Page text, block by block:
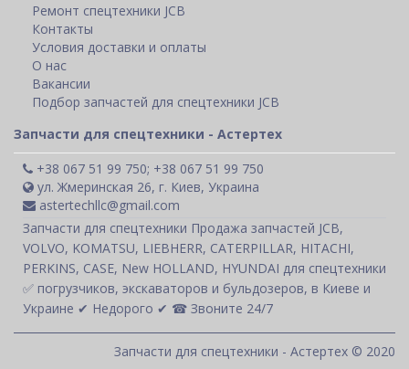
Ремонт спецтехники JCB
Контакты
Условия доставки и оплаты
О нас
Вакансии
Подбор запчастей для спецтехники JCB
Запчасти для спецтехники - Астертех
+38 067 51 99 750; +38 067 51 99 750
ул. Жмеринская 26, г. Киев, Украина
astertechllc@gmail.com
Запчасти для спецтехники Продажа запчастей JCB,
VOLVO, KOMATSU, LIEBHERR, CATERPILLAR, HITACHI,
PERKINS, CASE, New HOLLAND, HYUNDAI для спецтехники
✅ погрузчиков, экскаваторов и бульдозеров, в Киеве и
Украине ✔ Недорого ✔ ☎ Звоните 24/7
Запчасти для спецтехники - Астертех © 2020